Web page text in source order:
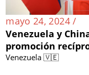
mayo 24, 2024 /
Venezuela y
promoción
Venezuela 🇻🇪